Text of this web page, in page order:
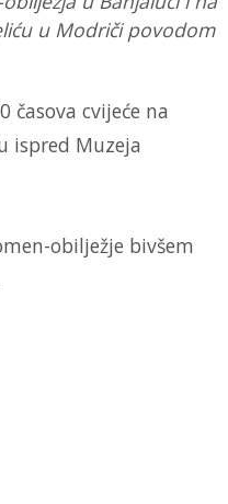
u Modriči povodom
časova cvijeće na
ispred Muzeja
obilježje bivšem